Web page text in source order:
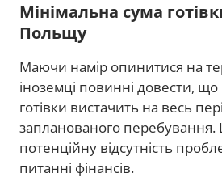
Мінімальна сума
Польщу
Маючи намір опинитися на
іноземці повинні довести, що
готівки вистачить на весь
запланованого перебування.
потенційну відсутність
питанні фінансів.